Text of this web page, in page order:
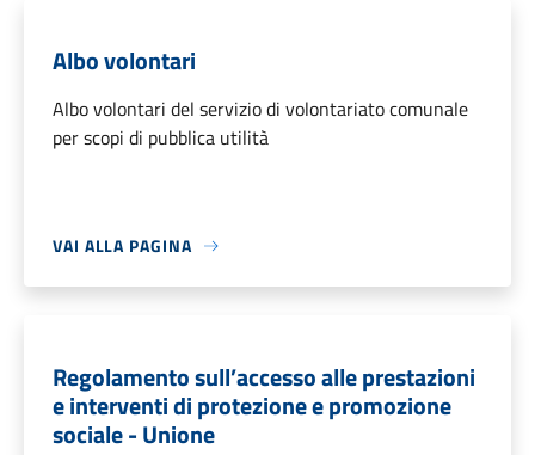
Albo volontari
Albo volontari del servizio di volontariato comunale
per scopi di pubblica utilità
VAI ALLA PAGINA
Regolamento sull’accesso alle prestazioni
e interventi di protezione e promozione
sociale - Unione